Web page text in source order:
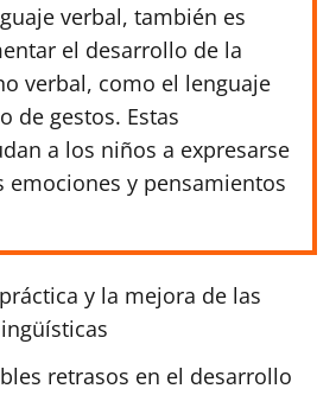
verbal, también es
el desarrollo de la
verbal, como el lenguaje
de gestos. Estas
a los niños a expresarse
emociones y pensamientos
y la mejora de las
retrasos en el desarrollo